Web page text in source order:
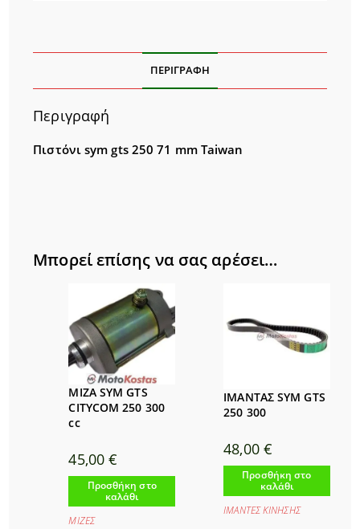
ΠΕΡΙΓΡΑΦΉ
Περιγραφή
Πιστόνι sym gts 250 71 mm Taiwan
Μπορεί επίσης να σας αρέσει…
ΜΙΖΑ SYM GTS
CITYCOM 250 300
cc
45,00€
Προσθήκη στο
καλάθι
ΜΙΖΕΣ
ΙΜΑΝΤΑΣ SYM GTS
250 300
48,00 €
Προσθήκη στο
καλάθι
ΙΜΑΝΤΕΣ ΚΙΝΗΣΗΣ